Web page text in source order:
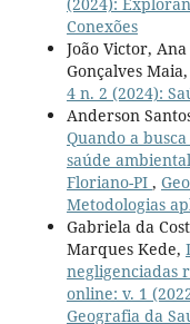
(2024):
Conexões
João Victor,
Gonçalves Maia,
4 n. 2 (2024):
Anderson
Quando a
saúde
Floriano-PI ,
Metodologias
Gabriela da
Marques Kede,
negligenciadas
online: v. 1
Geografia da